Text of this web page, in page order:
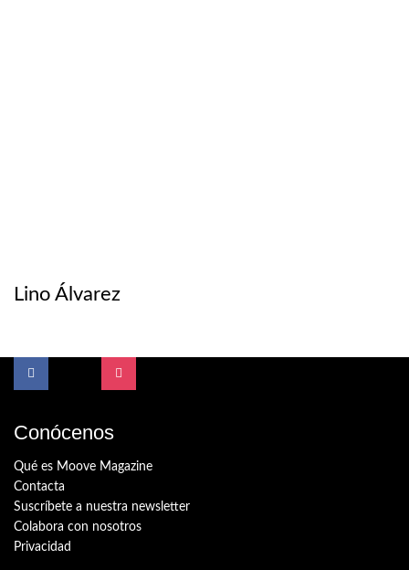
Lino Álvarez
Conócenos
Qué es Moove Magazine
Contacta
Suscríbete a nuestra newsletter
Colabora con nosotros
Privacidad